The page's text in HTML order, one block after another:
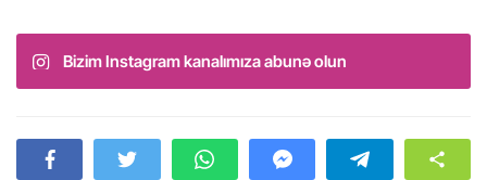
Bizim Instagram kanalımıza abunə olun